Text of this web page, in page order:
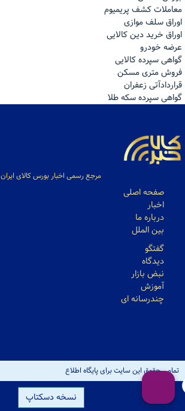
معاملات کشف پریمیوم
اوراق سلف موازی
اوراق خرید دین کالایی
عرضه خودرو
گواهی سپرده کالایی
فروش مترى مسكن
قراردادآتی زعفران
گواهی سپرده سکه طلا
مرجع رسمی اخبار بورس کالای ایران
صفحه اصلی
اخبار
درباره ما
بین الملل
گفتگو
دیدگاه
نبض بازار
آموزش
چندرسانه ای
تمامی حقوق این سایت برای پایگاه اطلاع
نسخه دسکتاپ